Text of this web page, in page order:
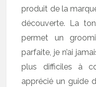
produit de la
découverte. La
permet un
parfaite, je n’ai
plus difficiles à
apprécié un guide